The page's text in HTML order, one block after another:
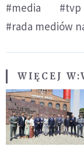
#media #tvp
#rada mediów
WIĘCEJ W: